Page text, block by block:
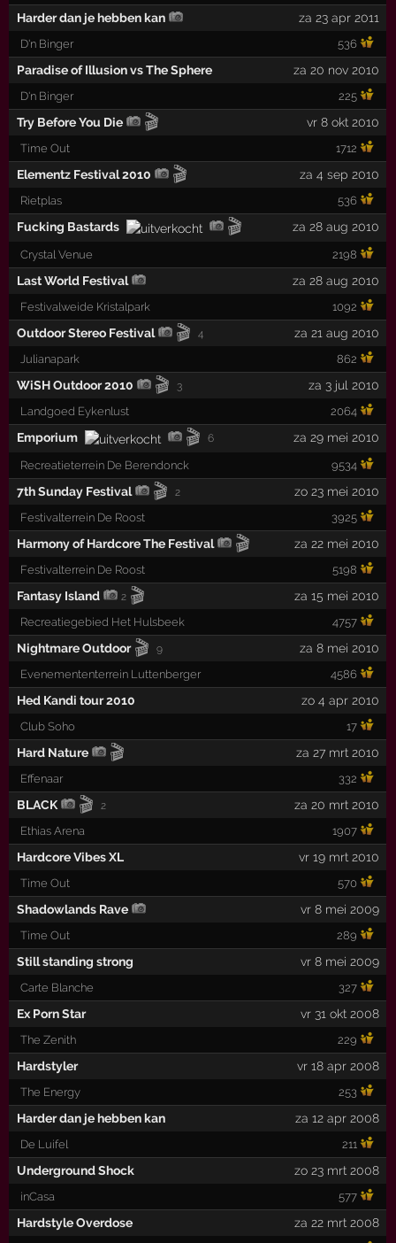
Harder dan je hebben kan za 23 apr 2011
D'n Binger 536
Paradise of Illusion vs The Sphere za 20 nov 2010
D'n Binger 225
Try Before You Die 🎬 vr 8 okt 2010
Time Out 1712
Elementz Festival 2010 🎬 za 4 sep 2010
Rietplas 536
Fucking Bastards 🎬 za 28 aug 2010
Crystal Venue 2198
Last World Festival za 28 aug 2010
Festivalweide Kristalpark 1092
Outdoor Stereo Festival 🎬 4 za 21 aug 2010
Julianapark 862
WiSH Outdoor 2010 🎬 3 za 3 jul 2010
Landgoed Eykenlust 2064
Emporium 🎬 6 za 29 mei 2010
Recreatieterrein De Berendonck 9534
7th Sunday Festival 🎬 2 zo 23 mei 2010
Festivalterrein De Roost 3925
Harmony of Hardcore The Festival 🎬 za 22 mei 2010
Festivalterrein De Roost 5198
Fantasy Island 2 🎬 za 15 mei 2010
Recreatiegebied Het Hulsbeek 4757
Nightmare Outdoor 🎬 9 za 8 mei 2010
Evenemententerrein Luttenberger 4586
Hed Kandi tour 2010 zo 4 apr 2010
Club Soho 17
Hard Nature 🎬 za 27 mrt 2010
Effenaar 332
BLACK 🎬 2 za 20 mrt 2010
Ethias Arena 1907
Hardcore Vibes XL vr 19 mrt 2010
Time Out 570
Shadowlands Rave vr 8 mei 2009
Time Out 289
Still standing strong vr 8 mei 2009
Carte Blanche 327
Ex Porn Star vr 31 okt 2008
The Zenith 229
Hardstyler vr 18 apr 2008
The Energy 253
Harder dan je hebben kan za 12 apr 2008
De Luifel 211
Underground Shock zo 23 mrt 2008
inCasa 577
Hardstyle Overdose za 22 mrt 2008